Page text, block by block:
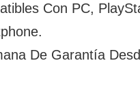
Con PC,
De Garantía